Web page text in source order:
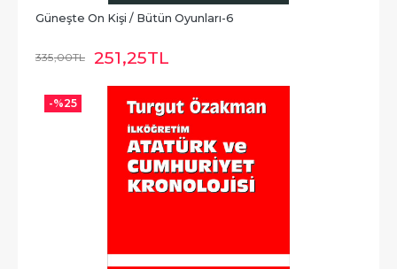
Güneşte On Kişi / Bütün Oyunları-6
335,00TL 251,25TL
-%25